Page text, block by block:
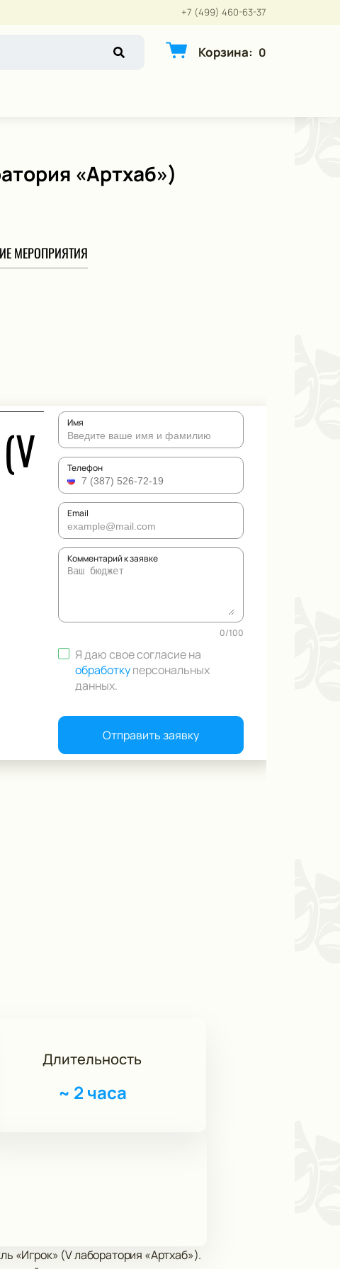
+7 (499) 460-63-37
Корзина: 0
«Артхаб»)
МЕРОПРИЯТИЯ
Имя
Телефон
Email
Комментарий к заявке
0/100
Я даю свое согласие на
обработкуперсональных
данных.
Отправить заявку
Длительность
~ 2 часа
«Игрок» (V лаборатория «Артхаб»).